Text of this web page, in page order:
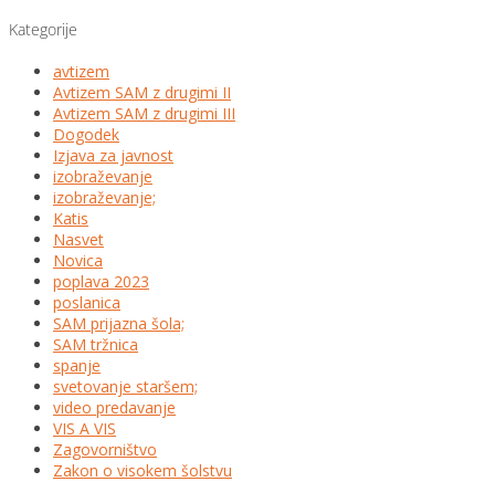
Kategorije
avtizem
Avtizem SAM z drugimi II
Avtizem SAM z drugimi III
Dogodek
Izjava za javnost
izobraževanje
izobraževanje;
Katis
Nasvet
Novica
poplava 2023
poslanica
SAM prijazna šola;
SAM tržnica
spanje
svetovanje staršem;
video predavanje
VIS A VIS
Zagovorništvo
Zakon o visokem šolstvu